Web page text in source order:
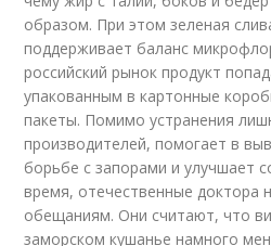
образом. При этом зеленая
поддерживает баланс
российский рынок продукт
упакованным в картонные
пакеты. Помимо устранения
производителей, помогает в
борьбе с запорами и улучшает
время, отечественные доктора
обещаниям. Они считают, что
заморском кушанье намного